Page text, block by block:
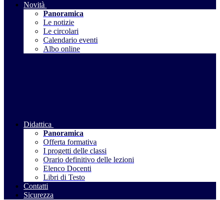
Novità
Panoramica
Le notizie
Le circolari
Calendario eventi
Albo online
Didattica
Panoramica
Offerta formativa
I progetti delle classi
Orario definitivo delle lezioni
Elenco Docenti
Libri di Testo
Contatti
Sicurezza